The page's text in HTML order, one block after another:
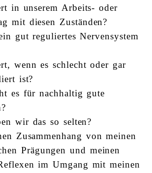
in unserem Arbeits- oder
mit diesen Zuständen?
gut reguliertes Nervensystem
wenn es schlecht oder gar
ist?
es für nachhaltig gute
wir das so selten?
Zusammenhang von meinen
Prägungen und meinen
im Umgang mit meinen